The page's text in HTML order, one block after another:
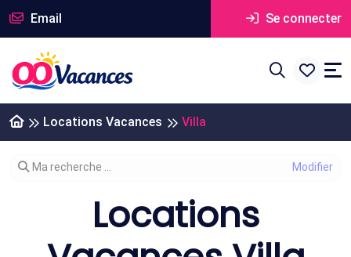
Email Se connecter
Locations Vacances Villa
Modifier votre recherche
Ma recherche ...
Locations